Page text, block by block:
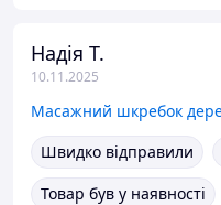
Надія Т.
10.11.2025
Швидко відправили
Товар був у наявності